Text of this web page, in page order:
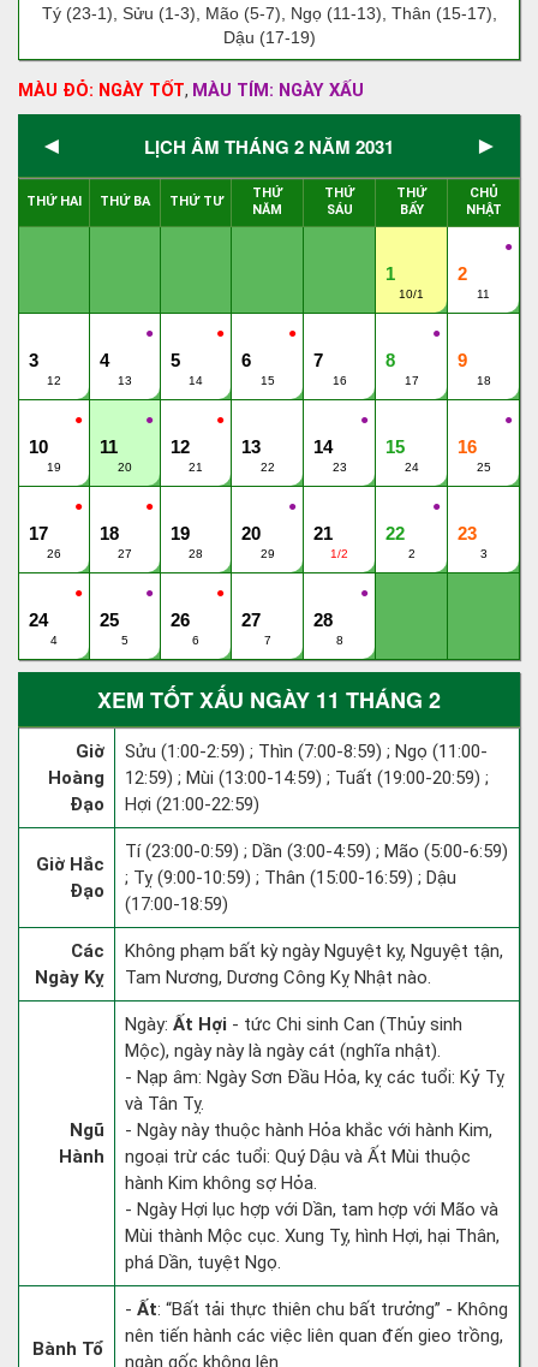
Tý (23-1), Sửu (1-3), Mão (5-7), Ngọ (11-13), Thân (15-17),
Dậu (17-19)
MÀU ĐỎ: NGÀY TỐT, MÀU TÍM: NGÀY XẤU
◄ LỊCH ÂM THÁNG 2 NĂM 2031 ►
THỨ HAI THỨ BA THỨ TƯ
THỨ
NĂM
THỨ
SÁU
THỨ
BẨY
CHỦ
NHẬT
1
10/1
●
2
11
3
12
●
4
13
●
5
14
●
6
15
7
16
●
8
17
9
18
●
10
19
●
11
20
●
12
21
13
22
●
14
23
15
24
●
16
25
●
17
26
●
18
27
19
28
●
20
29
21
1/2
●
22
2
23
3
●
24
4
●
25
5
●
26
6
27
7
●
28
8
XEM TỐT XẤU NGÀY 11 THÁNG 2
Giờ
Hoàng
Đạo
Sửu (1:00-2:59) ; Thìn (7:00-8:59) ; Ngọ (11:00-
12:59) ; Mùi (13:00-14:59) ; Tuất (19:00-20:59) ;
Hợi (21:00-22:59)
Giờ Hắc
Đạo
Tí (23:00-0:59) ; Dần (3:00-4:59) ; Mão (5:00-6:59)
; Tỵ (9:00-10:59) ; Thân (15:00-16:59) ; Dậu
(17:00-18:59)
Các
Ngày Kỵ
Không phạm bất kỳ ngày Nguyệt kỵ, Nguyệt tận,
Tam Nương, Dương Công Kỵ Nhật nào.
Ngũ
Hành
Ngày: Ất Hợi - tức Chi sinh Can (Thủy sinh
Mộc), ngày này là ngày cát (nghĩa nhật).
- Nạp âm: Ngày Sơn Đầu Hỏa, kỵ các tuổi: Kỷ Tỵ
và Tân Tỵ.
- Ngày này thuộc hành Hỏa khắc với hành Kim,
ngoại trừ các tuổi: Quý Dậu và Ất Mùi thuộc
hành Kim không sợ Hỏa.
- Ngày Hợi lục hợp với Dần, tam hợp với Mão và
Mùi thành Mộc cục. Xung Tỵ, hình Hợi, hại Thân,
phá Dần, tuyệt Ngọ.
Bành Tổ
- Ất: “Bất tải thực thiên chu bất trưởng” - Không
nên tiến hành các việc liên quan đến gieo trồng,
ngàn gốc không lên